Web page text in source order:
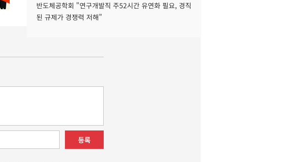
반도체공학회 "연구개발직 주52시간 유연화 필요, 경직
된 규제가 경쟁력 저해"
등록